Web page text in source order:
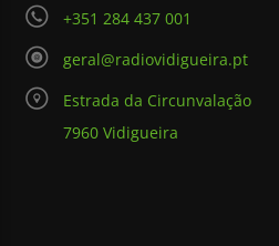
+351 284 437 001
geral@radiovidigueira.pt
Estrada da Circunvalação
7960 Vidigueira